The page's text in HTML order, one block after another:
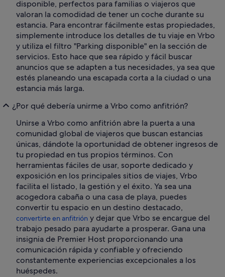
disponible, perfectos para familias o viajeros que
valoran la comodidad de tener un coche durante su
estancia. Para encontrar fácilmente estas propiedades,
simplemente introduce los detalles de tu viaje en Vrbo
y utiliza el filtro "Parking disponible" en la sección de
servicios. Esto hace que sea rápido y fácil buscar
anuncios que se adapten a tus necesidades, ya sea que
estés planeando una escapada corta a la ciudad o una
estancia más larga.
¿Por qué debería unirme a Vrbo como anfitrión?
Unirse a Vrbo como anfitrión abre la puerta a una
comunidad global de viajeros que buscan estancias
únicas, dándote la oportunidad de obtener ingresos de
tu propiedad en tus propios términos. Con
herramientas fáciles de usar, soporte dedicado y
exposición en los principales sitios de viajes, Vrbo
facilita el listado, la gestión y el éxito. Ya sea una
acogedora cabaña o una casa de playa, puedes
convertir tu espacio en un destino destacado,
convertirte en anfitrión y dejar que Vrbo se encargue del
trabajo pesado para ayudarte a prosperar. Gana una
insignia de Premier Host proporcionando una
comunicación rápida y confiable y ofreciendo
constantemente experiencias excepcionales a los
huéspedes.